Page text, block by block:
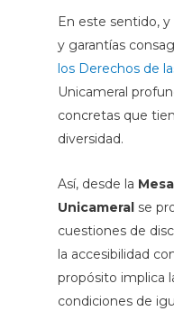
En este sentido,
y garantías
los Derechos de
Unicameral
concretas que
diversidad.
Así, desde la
Unicameralse
cuestiones de
la accesibilidad
propósito implica
condiciones de